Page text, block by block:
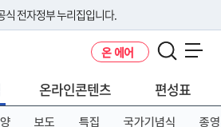
식 전자정부 누리집입니다.
른 도메인 주소를 사용하고 있다면 아래 URL에
세요
온 에어
온라인콘텐츠 편성표
보도 특집 국가기념식 종영